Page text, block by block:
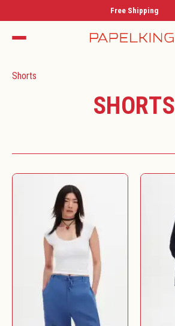
Free Shipping
Shorts
SHORTS